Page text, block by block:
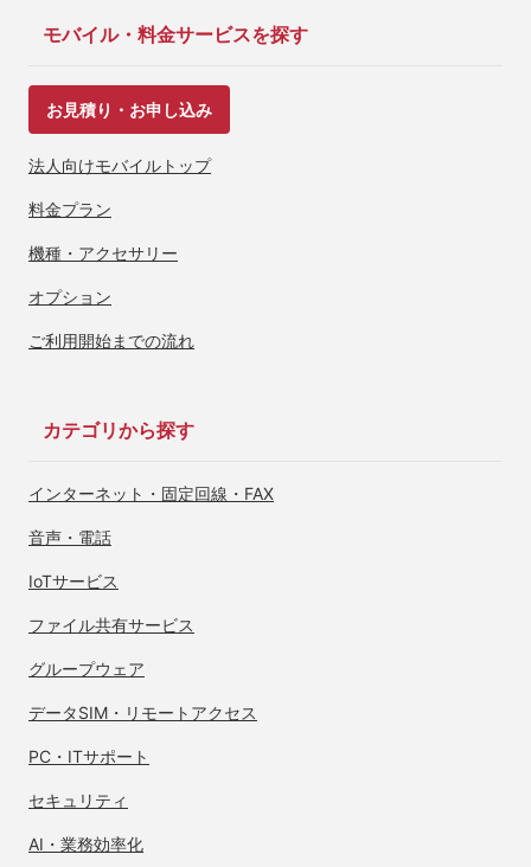
モバイル・料金サービスを探す
お見積り・お申し込み
法人向けモバイルトップ
料金プラン
機種・アクセサリー
オプション
ご利用開始までの流れ
カテゴリから探す
インターネット・ 固定回線・FAX
音声・電話
IoTサービス
ファイル共有サービス
グループウェア
データSIM・ リモートアクセス
PC・ITサポート
セキュリティ
AI・業務効率化